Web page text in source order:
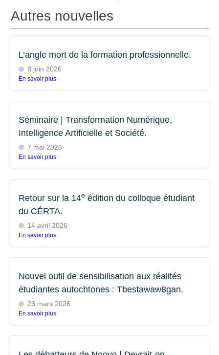
Autres nouvelles
L’angle mort de la formation professionnelle.
8 juin 2026
En savoir plus
Séminaire | Transformation Numérique,
Intelligence Artificielle et Société.
7 mai 2026
En savoir plus
Retour sur la 14e édition du colloque étudiant
du CÉRTA.
14 avril 2026
En savoir plus
Nouvel outil de sensibilisation aux réalités
étudiantes autochtones : Tbestawaw8gan.
23 mars 2026
En savoir plus